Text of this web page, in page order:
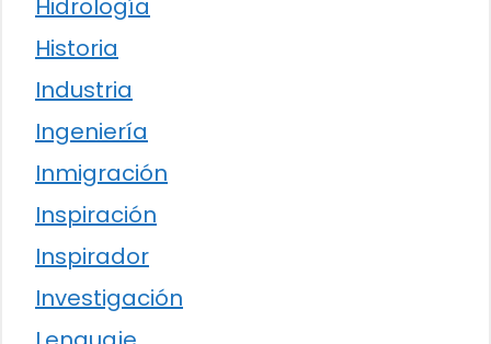
Hidrología
Historia
Industria
Ingeniería
Inmigración
Inspiración
Inspirador
Investigación